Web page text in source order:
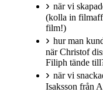
när vi
(kolla in
film!)
hur man
när Christof
Filiph tände
när vi
Isaksson från